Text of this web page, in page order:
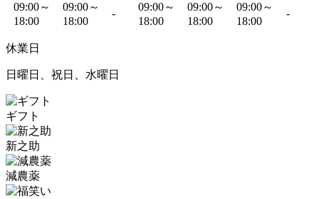
09:00～
18:00
09:00～
18:00
-
09:00～
18:00
09:00～
18:00
09:00～
18:00
-
休業日
日曜日、祝日、水曜日
ギフト
新之助
減農薬